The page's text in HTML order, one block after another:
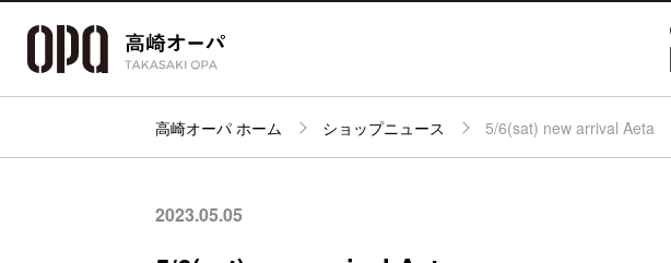
パーキング
施設案内
イベント
高崎オーパ ホーム ショップニュース 5/6(sat) new arrival Aeta
2023.05.05